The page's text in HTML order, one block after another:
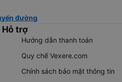
đường
Hỗ trợ
Hướng dẫn thanh toán
Quy chế Vexere.com
Chính sách bảo mật thông tin